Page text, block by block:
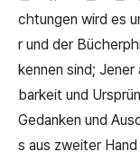
chtungen wird es
r und der
kennen sind;
barkeit und
Gedanken und
s aus zweiter